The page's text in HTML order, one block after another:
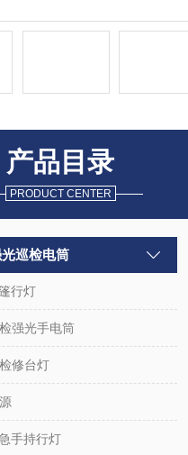
产品目录
PRODUCT CENTER
巡检电筒
行灯
强光手电筒
修台灯
手持行灯